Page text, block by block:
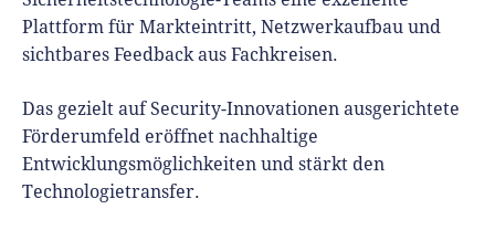
Plattform für Markteintritt, Netzwerkaufbau und
sichtbares Feedback aus Fachkreisen.
Das gezielt auf Security-Innovationen ausgerichtete
Förderumfeld eröffnet nachhaltige
Entwicklungsmöglichkeiten und stärkt den
Technologietransfer.